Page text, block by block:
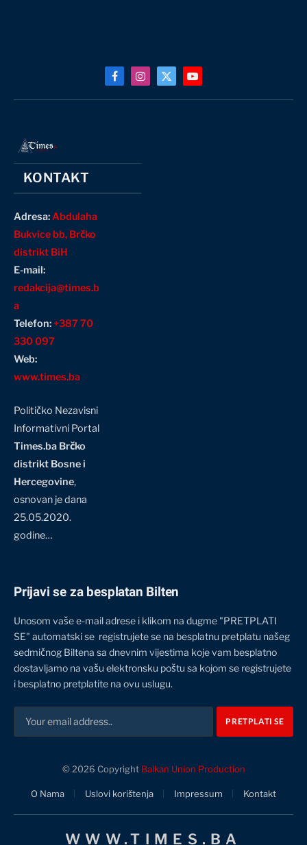
FacebookInstagram
X
(Twitter)
YouTube
KONTAKT
Adresa:Abdulaha
Bukvice bb, Brčko
distrikt BiH
E-mail:
redakcija@times.b
a
Telefon:+387 70
330 097
Web:
www.times.ba
Političko Nezavisni
Informativni Portal
Times.ba Brčko
distrikt Bosne i
Hercegovine,
osnovan je dana
25.05.2020.
godine…
Prijavi se za besplatan Bilten
Unosom vaše e-mail adrese i klikom na dugme "PRETPLATI
SE" automatski se registrujete se na besplatnu pretplatu našeg
sedmičnog Biltena sa dnevnim vijestima koje vam besplatno
dostavljamo na vašu elektronsku poštu sa kojom se registrujete
i besplatno pretplatite na ovu uslugu.
© 2026 Copyright Balkan Union Production
O Nama Uslovi korištenja Impressum Kontakt
WWW.TIMES.BA